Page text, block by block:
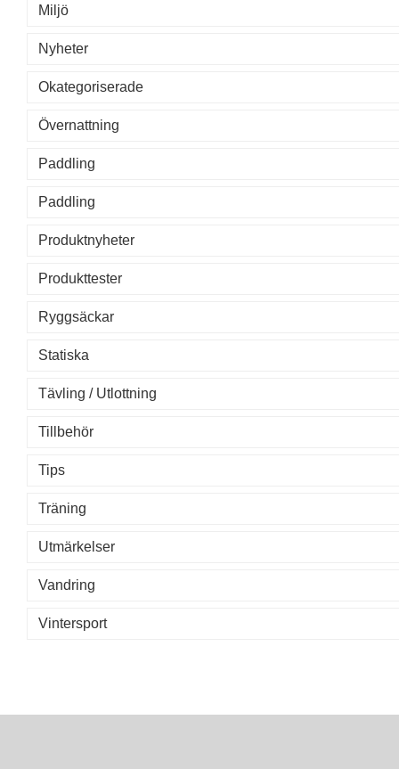
Miljö
Nyheter
Okategoriserade
Övernattning
Paddling
Paddling
Produktnyheter
Produkttester
Ryggsäckar
Statiska
Tävling / Utlottning
Tillbehör
Tips
Träning
Utmärkelser
Vandring
Vintersport